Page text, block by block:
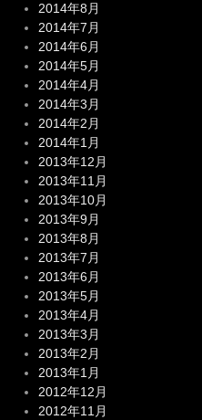
2014年8月
2014年7月
2014年6月
2014年5月
2014年4月
2014年3月
2014年2月
2014年1月
2013年12月
2013年11月
2013年10月
2013年9月
2013年8月
2013年7月
2013年6月
2013年5月
2013年4月
2013年3月
2013年2月
2013年1月
2012年12月
2012年11月